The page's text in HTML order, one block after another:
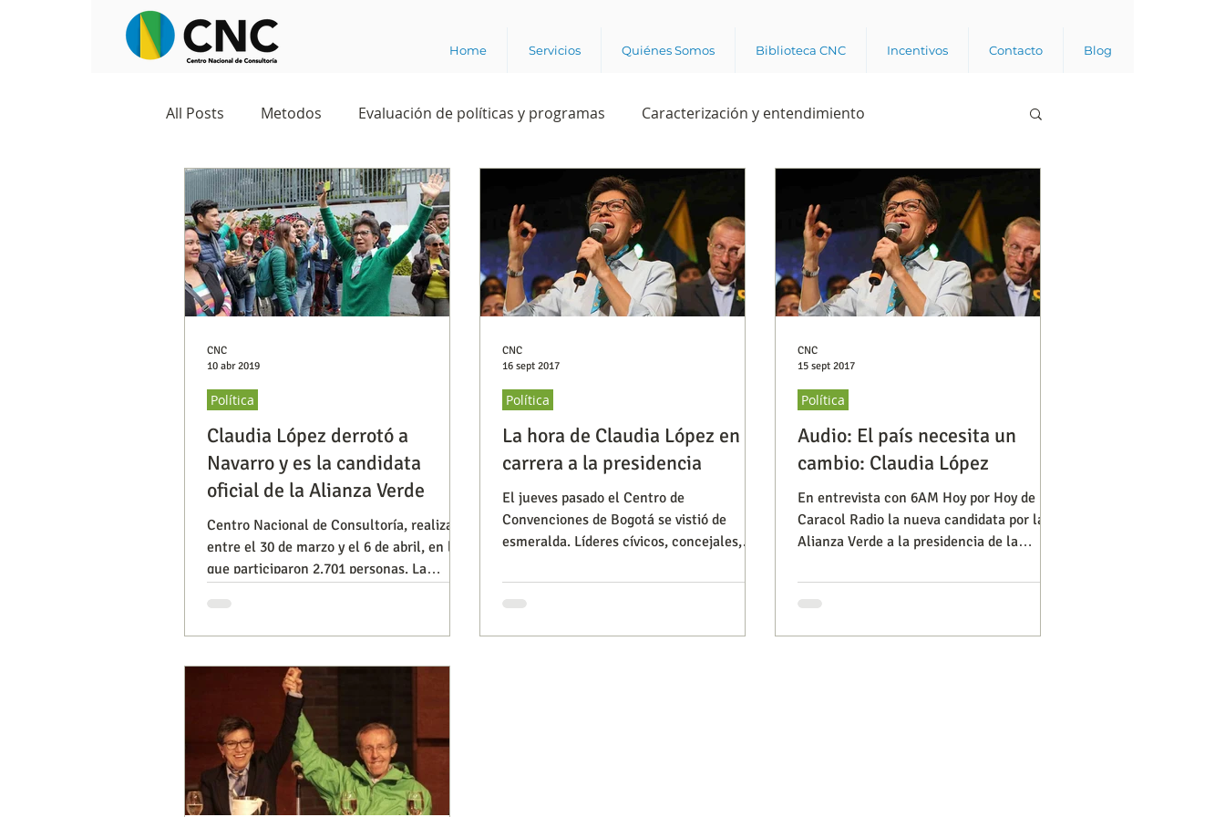
Home Servicios Quiénes Somos Biblioteca CNC Incentivos Contacto Blog
All Posts Metodos Evaluación de políticas y programas Caracterización y entendimiento
Observatorios sociales Gestión institucional Ciencia Apropiación digital Business analytics
Predicciones y tendencias Rating Política Intención de voto Consultas de opinión pública
Ecommerce Reputación de los grupos de interés
Segmentación, hábitos y usos Observatorios precios y competencia Negocios
Consumo de medios Eficiencia publicitaria Prueba de producto Generadores de ideas
Claudia López derrotó a
Navarro y es la candidata
oficial de la Alianza Verde
Centro Nacional de Consultoría, realizada
entre el 30 de marzo y el 6 de abril, en la
que participaron 2.701 personas. La
Política
CNC
10 abr 2019
La hora de Claudia López en su
carrera a la presidencia
El jueves pasado el Centro de
Convenciones de Bogotá se vistió de
esmeralda. Líderes cívicos, concejales,
Política
CNC
16 sept 2017
Audio: El país necesita un
cambio: Claudia López
En entrevista con 6AM Hoy por Hoy de
Caracol Radio la nueva candidata por la
Alianza Verde a la presidencia de la
Política
CNC
15 sept 2017